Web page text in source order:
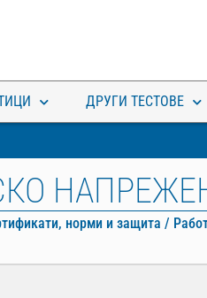
ДРУГИ ТЕСТОВЕ
норми и защита /